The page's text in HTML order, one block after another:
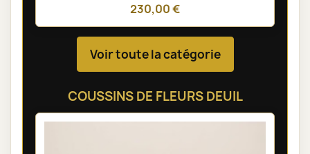
230,00 €
Voir toute la catégorie
COUSSINS DE FLEURS DEUIL